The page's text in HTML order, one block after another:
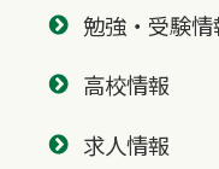
勉強・受験
高校情報
求人情報